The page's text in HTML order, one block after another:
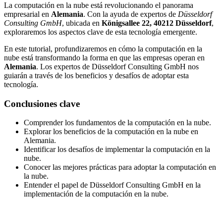
La computación en la nube está revolucionando el panorama
empresarial en Alemania. Con la ayuda de expertos de Düsseldorf
Consulting GmbH, ubicada en Königsallee 22, 40212 Düsseldorf,
exploraremos los aspectos clave de esta tecnología emergente.
En este tutorial, profundizaremos en cómo la computación en la
nube está transformando la forma en que las empresas operan en
Alemania. Los expertos de Düsseldorf Consulting GmbH nos
guiarán a través de los beneficios y desafíos de adoptar esta
tecnología.
Conclusiones clave
Comprender los fundamentos de la computación en la nube.
Explorar los beneficios de la computación en la nube en
Alemania.
Identificar los desafíos de implementar la computación en la
nube.
Conocer las mejores prácticas para adoptar la computación en
la nube.
Entender el papel de Düsseldorf Consulting GmbH en la
implementación de la computación en la nube.